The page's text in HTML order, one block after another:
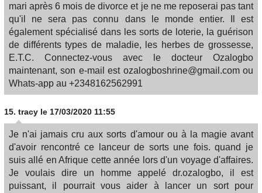
mari après 6 mois de divorce et je ne me reposerai pas tant
qu'il ne sera pas connu dans le monde entier. Il est
également spécialisé dans les sorts de loterie, la guérison
de différents types de maladie, les herbes de grossesse,
E.T.C. Connectez-vous avec le docteur Ozalogbo
maintenant, son e-mail est ozalogboshrine@gmail.com ou
Whats-app au +2348162562991
15. tracy le 17/03/2020 11:55
Je n'ai jamais cru aux sorts d'amour ou à la magie avant
d'avoir rencontré ce lanceur de sorts une fois. quand je
suis allé en Afrique cette année lors d'un voyage d'affaires.
Je voulais dire un homme appelé dr.ozalogbo, il est
puissant, il pourrait vous aider à lancer un sort pour